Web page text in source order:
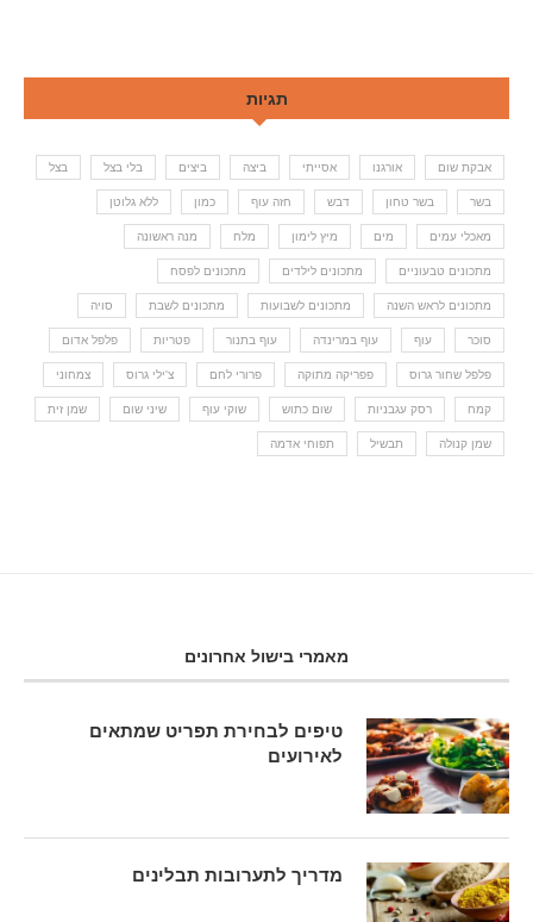
תגיות
אבקת שום אורגנו אסייתי ביצה ביצים בלי בצל בצל
בשר בשר טחון דבש חזה עוף כמון ללא גלוטן
מאכלי עמים מים מיץ לימון מלח מנה ראשונה
מתכונים טבעוניים מתכונים לילדים מתכונים לפסח
מתכונים לראש השנה מתכונים לשבועות מתכונים לשבת סויה
סוכר עוף עוף במרינדה עוף בתנור פטריות פלפל אדום
פלפל שחור גרוס פפריקה מתוקה פרורי לחם צ'ילי גרוס צמחוני
קמח רסק עגבניות שום כתוש שוקי עוף שיני שום שמן זית
שמן קנולה תבשיל תפוחי אדמה
מאמרי בישול אחרונים
טיפים לבחירת תפריט שמתאים
לאירועים
מדריך לתערובות תבלינים